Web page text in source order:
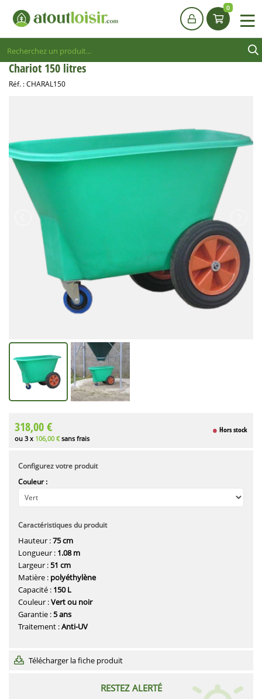
Chariot 150 litres
Réf. :CHARAL150
318,00 €
ou 3 x 106,00 €sans frais
Hors stock
Configurez votre produit
Couleur :
Caractéristiques du produit
Hauteur :75 cm
Longueur : 1.08 m
Largeur :51 cm
Matière : polyéthylène
Capacité : 150 L
Couleur :Vert ou noir
Garantie :5 ans
Traitement :Anti-UV
Télécharger la fiche produit
RESTEZ ALERTÉ
0